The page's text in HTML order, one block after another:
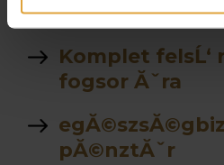
Komplet
fogsor Ăˇra
pĂ©nztĂˇr